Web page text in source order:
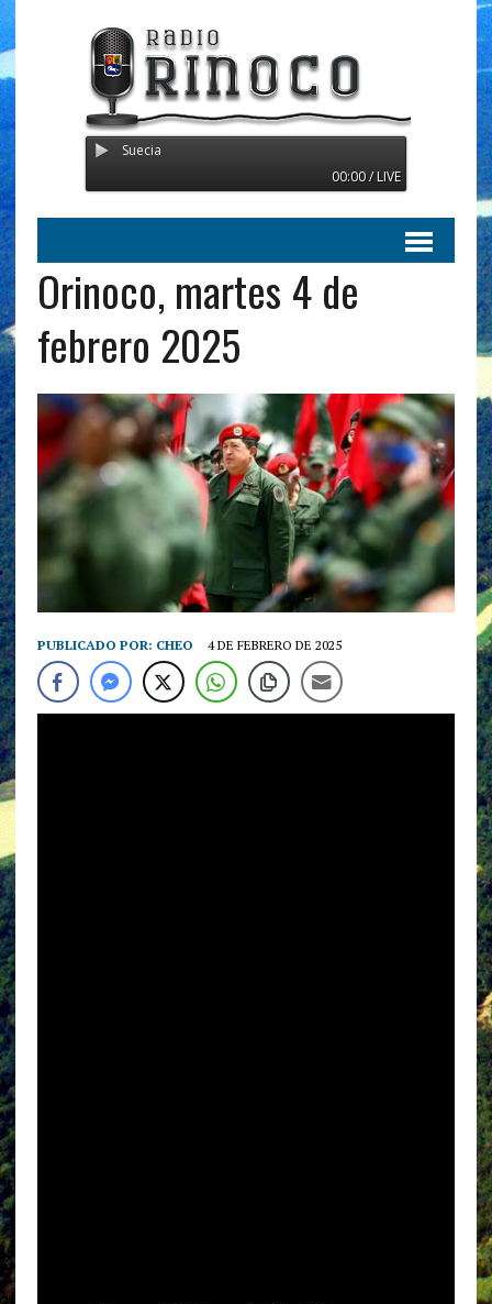
Radio Orinoco -
00:00 / LIVE
Orinoco, martes 4 de
febrero 2025
PUBLICADO POR: CHEO 4 DE FEBRERO DE 2025